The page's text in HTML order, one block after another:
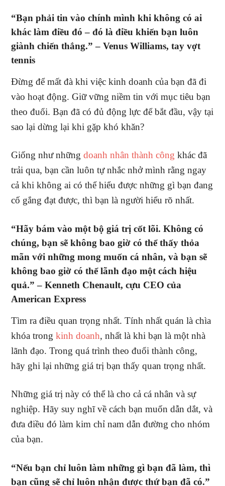
“Bạn phải tin vào chính mình khi không có ai
khác làm điều đó – đó là điều khiến bạn luôn
giành chiến thắng.” –Venus Williams, tay vợt
tennis
Đừng để mất đà khi việc kinh doanh của bạn đã đi
vào hoạt động. Giữ vững niềm tin với mục tiêu bạn
theo đuổi. Bạn đã có đủ động lực để bắt đầu, vậy tại
sao lại dừng lại khi gặp khó khăn?
Giống như nhữngdoanh nhân thành công khác đã
trải qua, bạn cần luôn tự nhắc nhở mình rằng ngay
cả khi không ai có thể hiểu được những gì bạn đang
cố gắng đạt được, thì bạn là người hiểu rõ nhất.
“Hãy bám vào một bộ giá trị cốt lõi. Không có
chúng, bạn sẽ không bao giờ có thể thấy thỏa
mãn với những mong muốn cá nhân, và bạn sẽ
không bao giờ có thể lãnh đạo một cách hiệu
quả.” –Kenneth Chenault, cựu CEO của
American Express
Tìm ra điều quan trọng nhất. Tính nhất quán là chìa
khóa trongkinh doanh, nhất là khi bạn là một nhà
lãnh đạo. Trong quá trình theo đuổi thành công,
hãy ghi lại những giá trị bạn thấy quan trọng nhất.
Những giá trị này có thể là cho cả cá nhân và sự
nghiệp. Hãy suy nghĩ về cách bạn muốn dẫn dắt, và
đưa điều đó làm kim chỉ nam dẫn đường cho nhóm
của bạn.
“Nếu bạn chỉ luôn làm những gì bạn đã làm, thì
bạn cũng sẽ chỉ luôn nhận được thứ bạn đã có.”